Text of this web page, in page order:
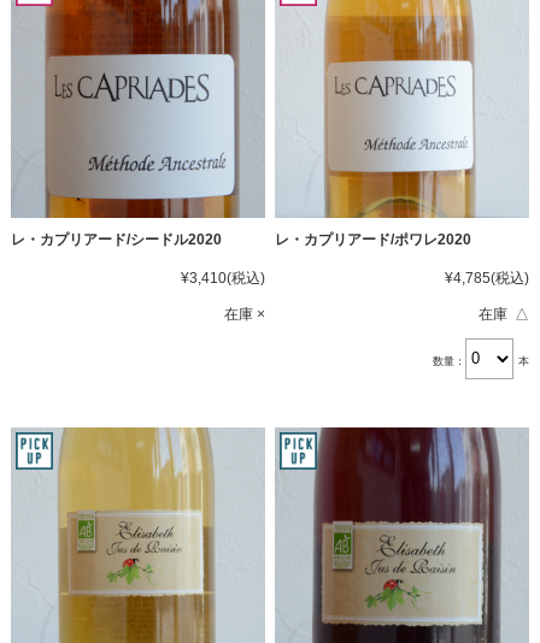
レ・カプリアード/シードル2020
¥3,410(税込)
在庫 ×
レ・カプリアード/ポワレ2020
¥4,785(税込)
在庫 △
数量： 本